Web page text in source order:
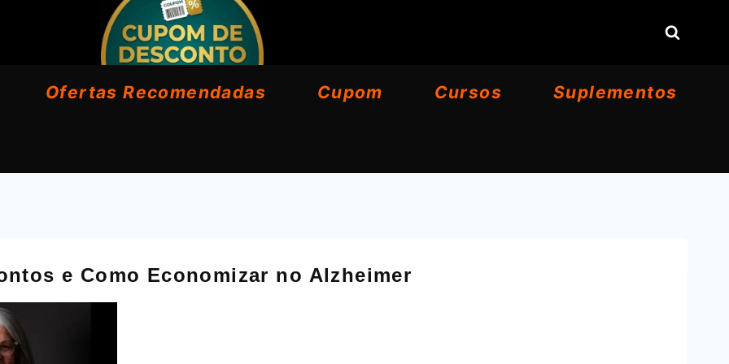
Ofertas Recomendadas Cupom Cursos Suplementos
e Como Economizar no Alzheimer